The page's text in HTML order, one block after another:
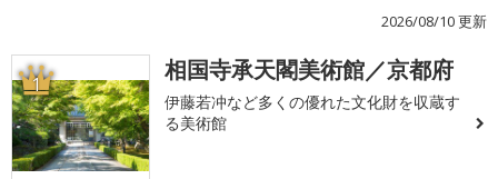
2026/08/10 更新
1 相国寺承天閣美術館／京都府
伊藤若冲など多くの優れた文化財を収蔵す
る美術館